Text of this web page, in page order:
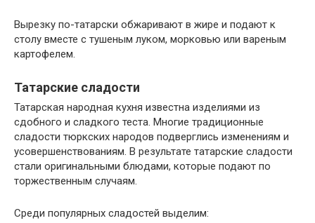
Вырезку по-татарски обжаривают в жире и подают к
столу вместе с тушеным луком, морковью или вареным
картофелем.
Татарские сладости
Татарская народная кухня известна изделиями из
сдобного и сладкого теста. Многие традиционные
сладости тюркских народов подверглись изменениям и
усовершенствованиям. В результате татарские сладости
стали оригинальными блюдами, которые подают по
торжественным случаям.
Среди популярных сладостей выделим: